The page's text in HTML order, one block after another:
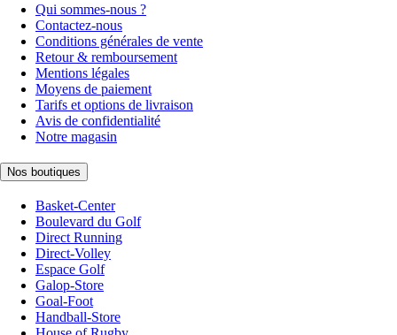
Qui sommes-nous ?
Contactez-nous
Conditions générales de vente
Retour & remboursement
Mentions légales
Moyens de paiement
Tarifs et options de livraison
Avis de confidentialité
Notre magasin
Nos boutiques
Basket-Center
Boulevard du Golf
Direct Running
Direct-Volley
Espace Golf
Galop-Store
Goal-Foot
Handball-Store